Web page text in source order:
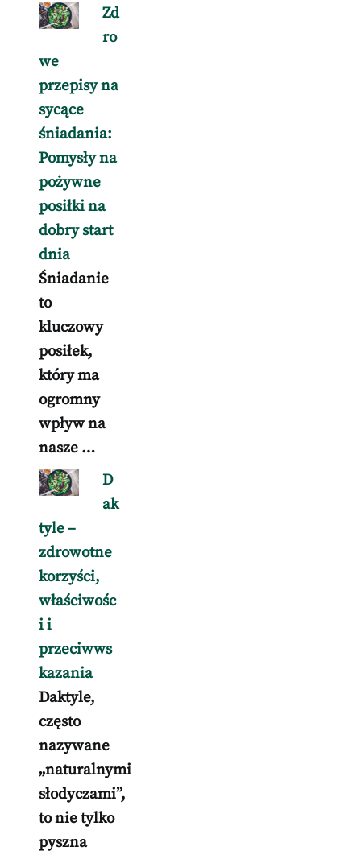
Zd
ro
we
przepisy na
sycące
śniadania:
Pomysły na
pożywne
posiłki na
dobry start
dnia
Śniadanie
to
kluczowy
posiłek,
który ma
ogromny
wpływ na
nasze …
D
ak
tyle –
zdrowotne
korzyści,
właściwośc
i i
przeciwws
kazania
Daktyle,
często
nazywane
„naturalnymi
słodyczami”,
to nie tylko
pyszna